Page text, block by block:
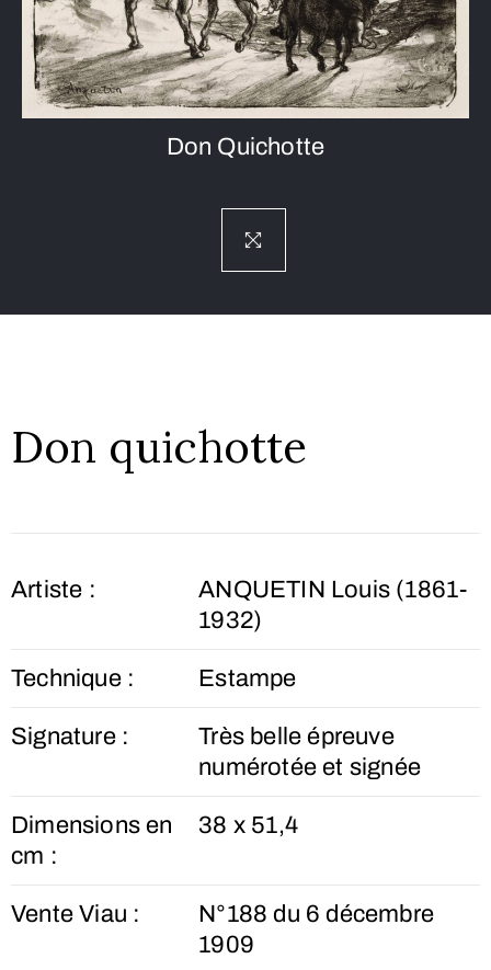
Don Quichotte
Don quichotte
Artiste :
ANQUETIN Louis (1861-
1932)
Technique : Estampe
Signature :
Très belle épreuve
numérotée et signée
Dimensions en
cm :
38 x 51,4
Vente Viau :
N°188 du 6 décembre
1909